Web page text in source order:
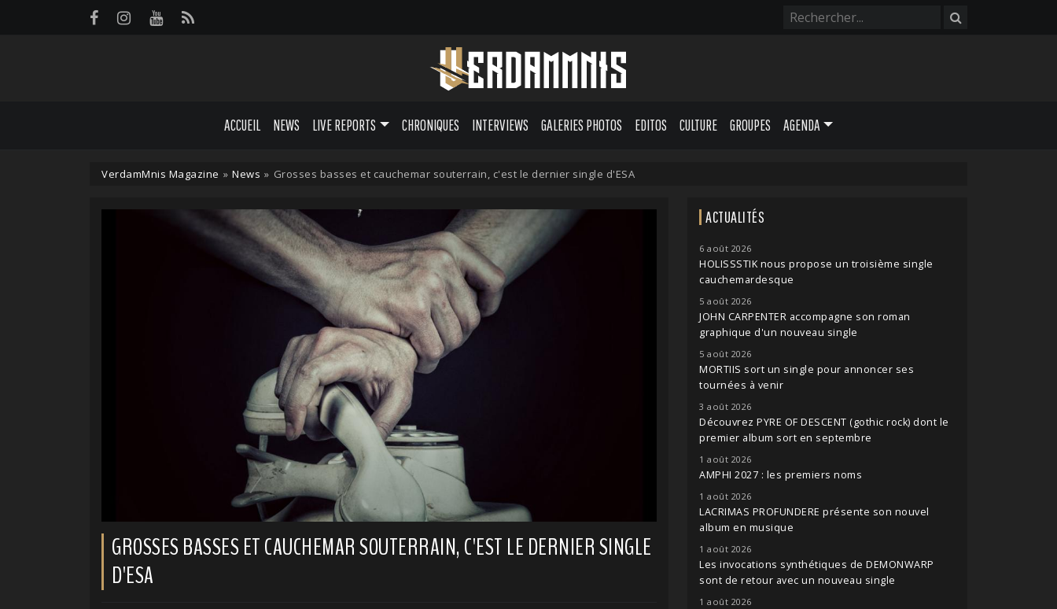
ACCUEIL NEWS LIVE REPORTS CHRONIQUES INTERVIEWS GALERIES PHOTOS EDITOS CULTURE GROUPES AGENDA
VerdamMnis Magazine » News » Grosses basses et cauchemar souterrain, c'est le dernier single d'ESA
GROSSES BASSES ET CAUCHEMAR SOUTERRAIN, C'EST LE DERNIER SINGLE
D'ESA
ACTUALITÉS
6 août 2026
HOLISSSTIK nous propose un troisième single
cauchemardesque
5 août 2026
JOHN CARPENTER accompagne son roman
graphique d'un nouveau single
5 août 2026
MORTIIS sort un single pour annoncer ses
tournées à venir
3 août 2026
Découvrez PYRE OF DESCENT (gothic rock) dont le
premier album sort en septembre
1 août 2026
AMPHI 2027 : les premiers noms
1 août 2026
LACRIMAS PROFUNDERE présente son nouvel
album en musique
1 août 2026
Les invocations synthétiques de DEMONWARP
sont de retour avec un nouveau single
1 août 2026
Panneau de gestion des cookies